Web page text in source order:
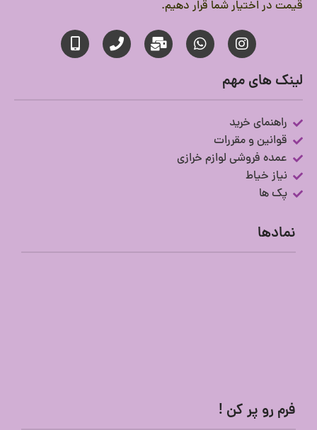
قیمت در اختیار شما قرار دهیم.
لینک های مهم
راهنمای خرید
قوانین و مقررات
عمده فروشی لوازم خرازی
نیاز خیاط
پک ها
نمادها
فرم رو پر کن !